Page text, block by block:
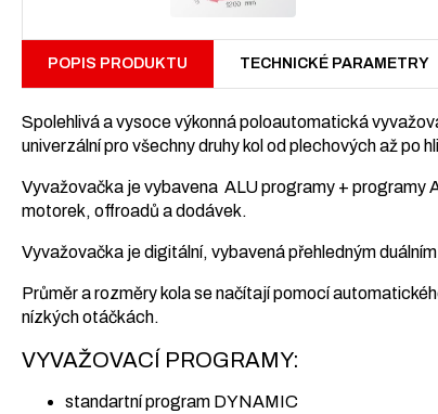
POPIS PRODUKTU TECHNICKÉ PARAMETRY
Spolehlivá a vysoce výkonná poloautomatická
univerzální pro všechny druhy kol od plechových až po
Vyvažovačka je vybavena ALU programy + programy
motorek, offroadů a dodávek.
Vyvažovačka je digitální, vybavená přehledným
Průměr a rozměry kola se načítají pomocí
nízkých otáčkách.
VYVAŽOVACÍ PROGRAMY:
standartní program DYNAMIC